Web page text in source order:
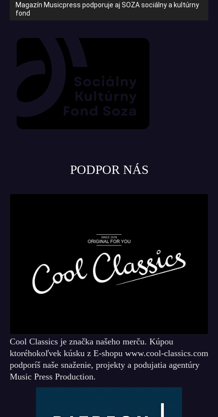
Magazín Musicpress podporuje aj SOZA sociálny a kultúrny
fond
PODPOR NÁS
Cool Classics je značka našeho merču. Kúpou
ktoréhokoľvek kúsku z E-shopu www.cool-classics.com
podporíš naše snaženie, projekty a podujatia agentúry
Music Press Production.